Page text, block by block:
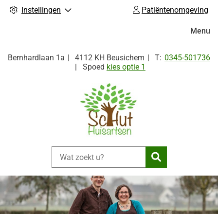
Instellingen Patiëntenomgeving
Bernhardlaan 1a 4112 KH Beusichem Tel:
0345-501736
Spoed kies optie 1
Zoeken
Menu